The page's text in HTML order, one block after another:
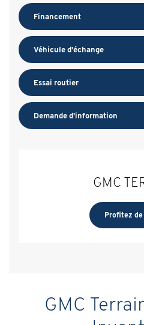
GMC
Financement
Véhicule d'échange
Essai routier
Demande d'information
GMC
Profitez